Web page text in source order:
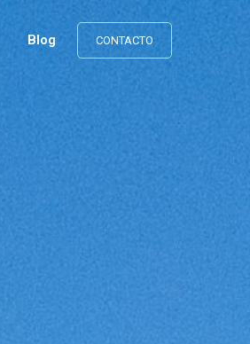
Blog CONTACTO